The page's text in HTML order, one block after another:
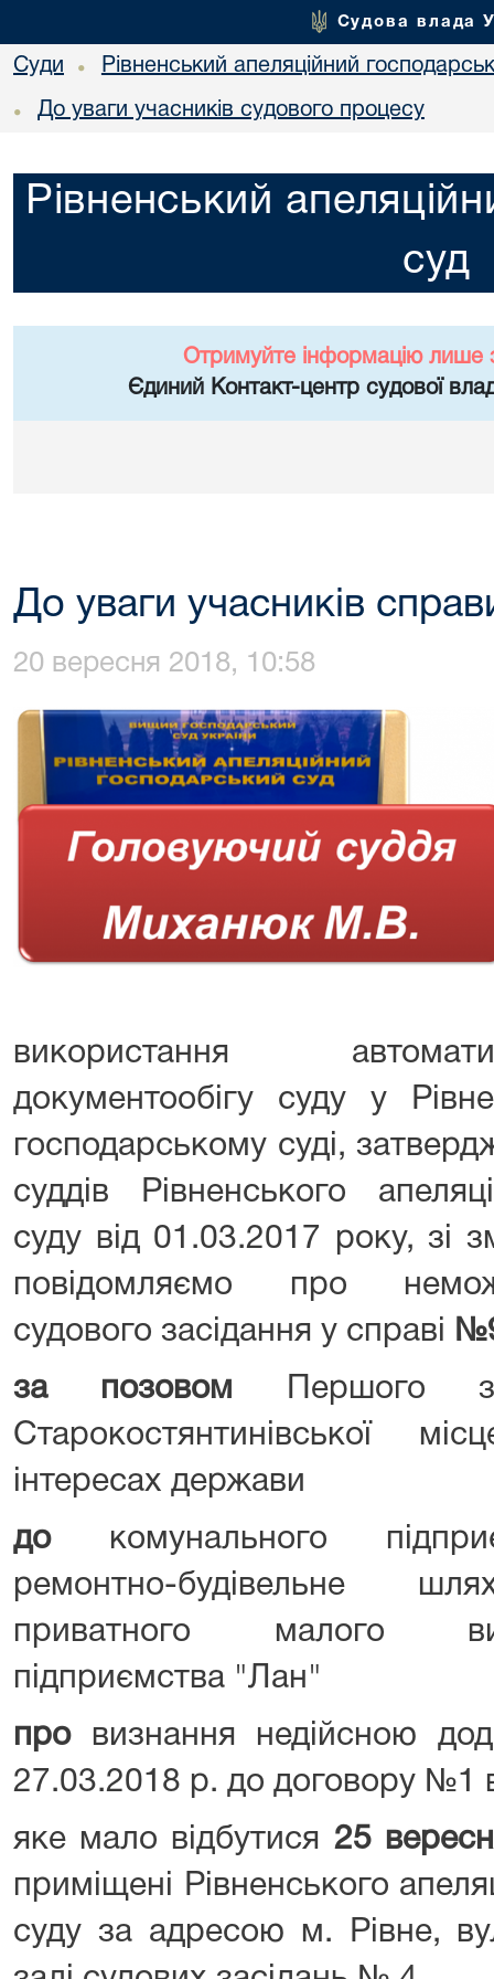
Судова влада
Суди • Рівненський апеляційний
• До уваги учасників судового процесу
Рівненський
суд
Отримуйте інформацію лише
Єдиний Контакт-центр судової
До уваги учасників
20 вересня 2018, 10:58
використання
документообігу суду у
господарському суді,
суддів Рівненського
суду від 01.03.2017 року, зі
повідомляємо про
судового засідання у справі
за позовом
Першого
Старокостянтинівської
інтересах держави
докомунального
ремонтно-будівельне
приватного малого
підприємства "Лан"
провизнання недійсною
27.03.2018 р. до договору №1
яке мало відбутися 25
приміщені Рівненського
суду за адресою м. Рівне,